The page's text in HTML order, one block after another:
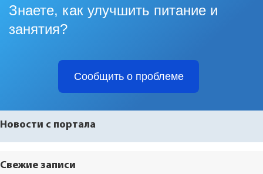
Знаете, как улучшить питание и
занятия?
Сообщить о проблеме
Новости с портала
Свежие записи